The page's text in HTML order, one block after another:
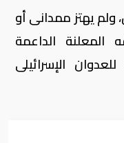
ولم يهتز ممدانى أو
الداعمة
الإسرائيلى